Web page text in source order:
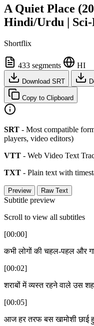
A Quiet Place
Hindi/Urdu |
Shortflix
433 segments HI
Download SRT
Copy to Clipboard
SRT - Most compatible
players, video editors)
VTT - Web Video Text
TXT - Plain text with
Preview Raw Text
Subtitle preview
Scroll to view all subtitles
[00:00]
कभी लोगों की चहल-पहल और
[00:02]
शराबों में व्यस्त रहने वाले उस
[00:05]
आज हर तरफ बस खामोशी छाई